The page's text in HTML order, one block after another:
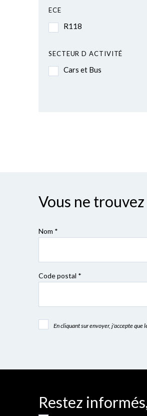
ECE
R118
SECTEUR D ACTIVITÉ
Cars et Bus
Vous ne
Nom *
Code postal *
En cliquant sur envoyer, j'accepte que
Restez